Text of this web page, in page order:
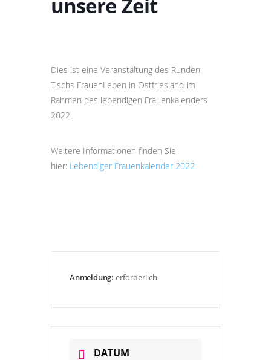
unsere Zeit
Dies ist eine Veranstaltung des Runden
Tischs FrauenLeben in Ostfriesland im
Rahmen des lebendigen Frauenkalenders
2022
Weitere Informationen finden Sie
hier: Lebendiger Frauenkalender 2022
Anmeldung: erforderlich
DATUM